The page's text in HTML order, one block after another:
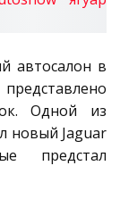
автосалон в
Одной из
новый Jaguar
предстал